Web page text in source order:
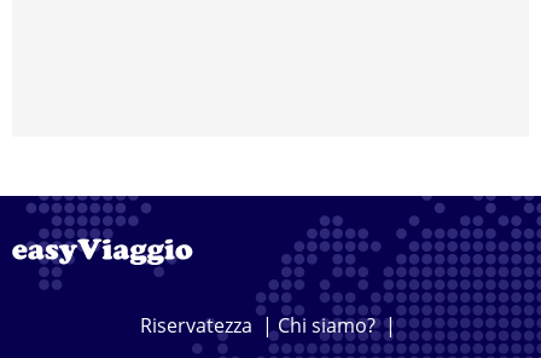
Riservatezza |Chi siamo?|